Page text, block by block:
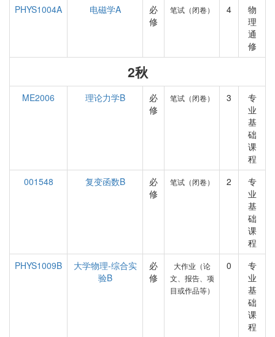
PHYS1004A
电磁学A
必
修
笔试（闭卷） 4
物
理
通
修
2秋
ME2006 理论力学B
必
修
笔试（闭卷） 3
专
业
基
础
课
程
001548
复变函数B
必
修
笔试（闭卷） 2
专
业
基
础
课
程
PHYS1009B
大学物理-综合实
验B
必
修
大作业（论
文、报告、项
目或作品等）
0
专
业
基
础
课
程